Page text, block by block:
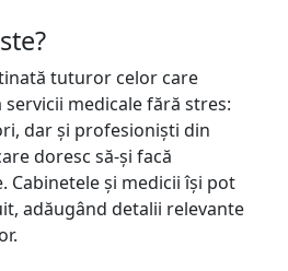
tuturor celor care
servicii medicale fără stres:
dar și profesioniști din
doresc să-și facă
Cabinetele și medicii își pot
adăugând detalii relevante